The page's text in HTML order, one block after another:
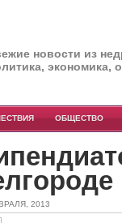
новости из
экономика,
ОБЩЕСТВО
2013